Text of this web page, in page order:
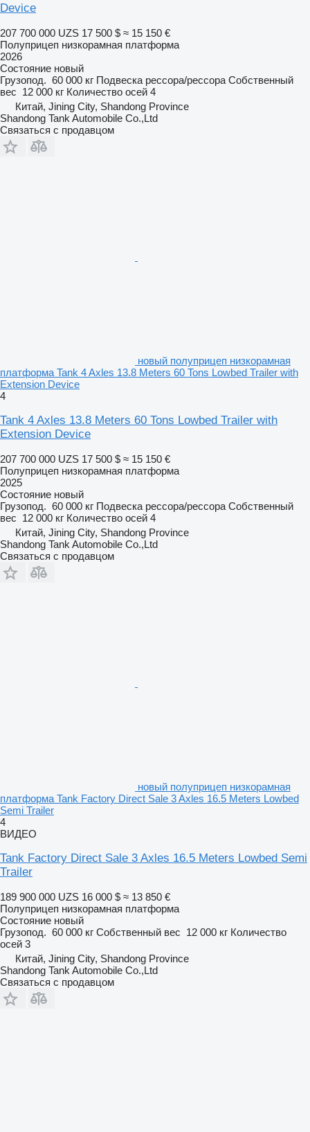
Device
207 700 000 UZS 17 500 $ ≈ 15 150 €
Полуприцеп низкорамная платформа
2026
Состояние новый
Грузопод. 60 000 кг Подвеска рессора/рессора Собственный
вес 12 000 кг Количество осей 4
Китай, Jining City, Shandong Province
Shandong Tank Automobile Co.,Ltd
Связаться с продавцом
новый полуприцеп низкорамная
платформа Tank 4 Axles 13.8 Meters 60 Tons Lowbed Trailer with
Extension Device
4
Tank 4 Axles 13.8 Meters 60 Tons Lowbed Trailer with
Extension Device
207 700 000 UZS 17 500 $ ≈ 15 150 €
Полуприцеп низкорамная платформа
2025
Состояние новый
Грузопод. 60 000 кг Подвеска рессора/рессора Собственный
вес 12 000 кг Количество осей 4
Китай, Jining City, Shandong Province
Shandong Tank Automobile Co.,Ltd
Связаться с продавцом
новый полуприцеп низкорамная
платформа Tank Factory Direct Sale 3 Axles 16.5 Meters Lowbed
Semi Trailer
4
ВИДЕО
Tank Factory Direct Sale 3 Axles 16.5 Meters Lowbed Semi
Trailer
189 900 000 UZS 16 000 $ ≈ 13 850 €
Полуприцеп низкорамная платформа
Состояние новый
Грузопод. 60 000 кг Собственный вес 12 000 кг Количество
осей 3
Китай, Jining City, Shandong Province
Shandong Tank Automobile Co.,Ltd
Связаться с продавцом